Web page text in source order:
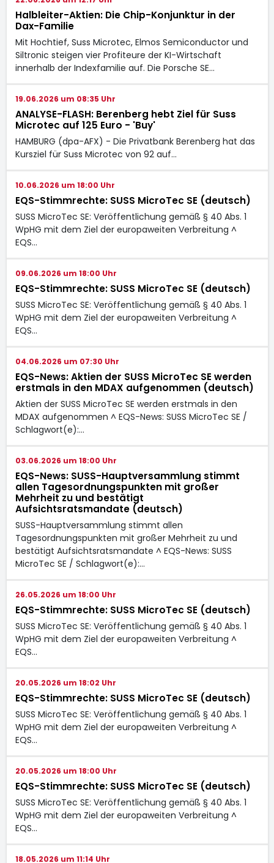
Halbleiter-Aktien: Die Chip-Konjunktur in der
Dax-Familie
Mit Hochtief, Suss Microtec, Elmos Semiconductor und
Siltronic steigen vier Profiteure der KI-Wirtschaft
innerhalb der Indexfamilie auf. Die Porsche SE…
19.06.2026 um 08:35 Uhr
ANALYSE-FLASH: Berenberg hebt Ziel für Suss
Microtec auf 125 Euro - 'Buy'
HAMBURG (dpa-AFX) - Die Privatbank Berenberg hat das
Kursziel für Suss Microtec von 92 auf…
10.06.2026 um 18:00 Uhr
EQS-Stimmrechte: SUSS MicroTec SE (deutsch)
SUSS MicroTec SE: Veröffentlichung gemäß § 40 Abs. 1
WpHG mit dem Ziel der europaweiten Verbreitung ^
EQS…
09.06.2026 um 18:00 Uhr
EQS-Stimmrechte: SUSS MicroTec SE (deutsch)
SUSS MicroTec SE: Veröffentlichung gemäß § 40 Abs. 1
WpHG mit dem Ziel der europaweiten Verbreitung ^
EQS…
04.06.2026 um 07:30 Uhr
EQS-News: Aktien der SUSS MicroTec SE werden
erstmals in den MDAX aufgenommen (deutsch)
Aktien der SUSS MicroTec SE werden erstmals in den
MDAX aufgenommen ^ EQS-News: SUSS MicroTec SE /
Schlagwort(e):…
03.06.2026 um 18:00 Uhr
EQS-News: SUSS-Hauptversammlung stimmt
allen Tagesordnungspunkten mit großer
Mehrheit zu und bestätigt
Aufsichtsratsmandate (deutsch)
SUSS-Hauptversammlung stimmt allen
Tagesordnungspunkten mit großer Mehrheit zu und
bestätigt Aufsichtsratsmandate ^ EQS-News: SUSS
MicroTec SE / Schlagwort(e):…
26.05.2026 um 18:00 Uhr
EQS-Stimmrechte: SUSS MicroTec SE (deutsch)
SUSS MicroTec SE: Veröffentlichung gemäß § 40 Abs. 1
WpHG mit dem Ziel der europaweiten Verbreitung ^
EQS…
20.05.2026 um 18:02 Uhr
EQS-Stimmrechte: SUSS MicroTec SE (deutsch)
SUSS MicroTec SE: Veröffentlichung gemäß § 40 Abs. 1
WpHG mit dem Ziel der europaweiten Verbreitung ^
EQS…
20.05.2026 um 18:00 Uhr
EQS-Stimmrechte: SUSS MicroTec SE (deutsch)
SUSS MicroTec SE: Veröffentlichung gemäß § 40 Abs. 1
WpHG mit dem Ziel der europaweiten Verbreitung ^
EQS…
18.05.2026 um 11:14 Uhr